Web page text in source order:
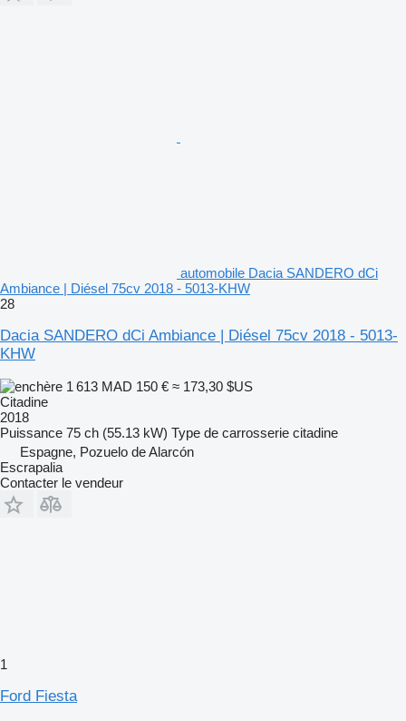
automobile Dacia SANDERO dCi
Ambiance | Diésel 75cv 2018 - 5013-KHW
28
Dacia SANDERO dCi Ambiance | Diésel 75cv 2018 - 5013-
KHW
1 613 MAD 150 € ≈ 173,30 $US
Citadine
2018
Puissance 75 ch (55.13 kW) Type de carrosserie citadine
Espagne, Pozuelo de Alarcón
Escrapalia
Contacter le vendeur
1
Ford Fiesta